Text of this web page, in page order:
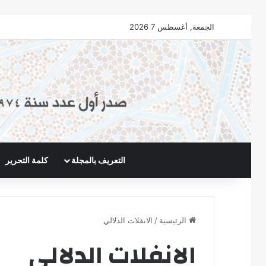
الجمعة, أغسطس 7 2026
التعريف بالمجلة كلمة التحرير
الرئيسية / الانفلات الدلالي
الانفلات الدلالي